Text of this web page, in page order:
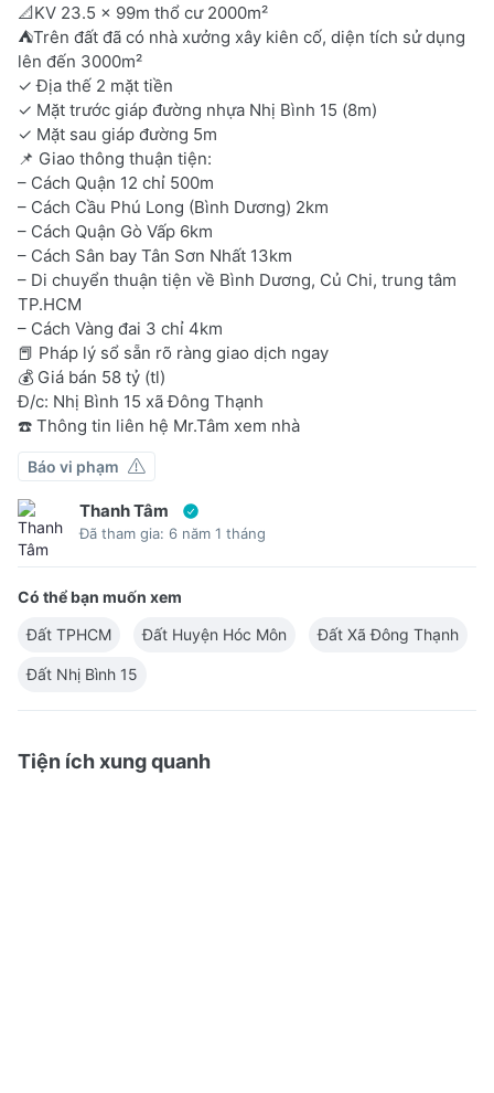
📐KV 23.5 x 99m thổ cư 2000m²
⛺Trên đất đã có nhà xưởng xây kiên cố, diện tích sử dụng
lên đến 3000m²
✓ Địa thế 2 mặt tiền
✓ Mặt trước giáp đường nhựa Nhị Bình 15 (8m)
✓ Mặt sau giáp đường 5m
📌 Giao thông thuận tiện:
– Cách Quận 12 chỉ 500m
– Cách Cầu Phú Long (Bình Dương) 2km
– Cách Quận Gò Vấp 6km
– Cách Sân bay Tân Sơn Nhất 13km
– Di chuyển thuận tiện về Bình Dương, Củ Chi, trung tâm
TP.HCM
– Cách Vàng đai 3 chỉ 4km
📕 Pháp lý sổ sẵn rõ ràng giao dịch ngay
💰 Giá bán 58 tỷ (tl)
Đ/c: Nhị Bình 15 xã Đông Thạnh
☎️ Thông tin liên hệ Mr.Tâm xem nhà
Báo vi phạm
Thanh Tâm
Đã tham gia: 6 năm 1 tháng
Có thể bạn muốn xem
Đất TPHCM
Đất Huyện Hóc Môn Đất Xã Đông Thạnh
Đất Nhị Bình 15
Tiện ích xung quanh